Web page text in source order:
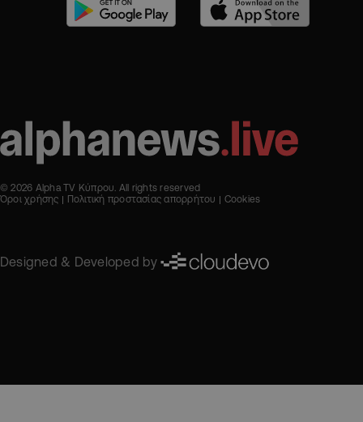
© 2026 Alpha TV Κύπρου. All rights reserved
Όροι χρήσης
Πολιτική προστασίας απορρήτου Cookies
Designed & Developed by